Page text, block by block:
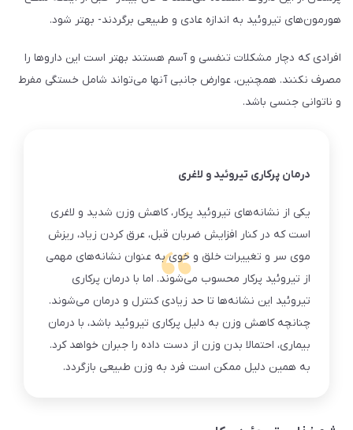
هورمون‌های تیروئید به اندازه عادی و طبیعی برگردند- بهتر شود.
افرادی که دچار مشکلات تنفسی و آسم هستند بهتر است این داروها را
مصرف نکنند. همچنین، عوارض جانبی آنها می‌تواند شامل خستگی مفرط
و ناتوانی جنسی باشد.
درمان پرکاری تیروئید و لاغری
یکی از نشانه‌های تیروئید پرکار، کاهش وزن شدید و لاغری
است که در کنار افزایش ضربان قبل، عرق کردن زیاد، ریزش
موی سر و تغییرات خلق و خوی به عنوان نشانه‌های مهمی
از تیروئید پرکار محسوب می‌شوند. اما با درمان پرکاری
تیروئید این نشانه‌ها تا حد زیادی کنترل و درمان می‌شوند.
چنانچه کاهش وزن به دلیل پرکاری تیروئید باشد، با درمان
بیماری، احتمالا بدن وزن از دست داده را جبران خواهد کرد.
به همین دلیل ممکن است فرد به وزن طبیعی بازگردد.